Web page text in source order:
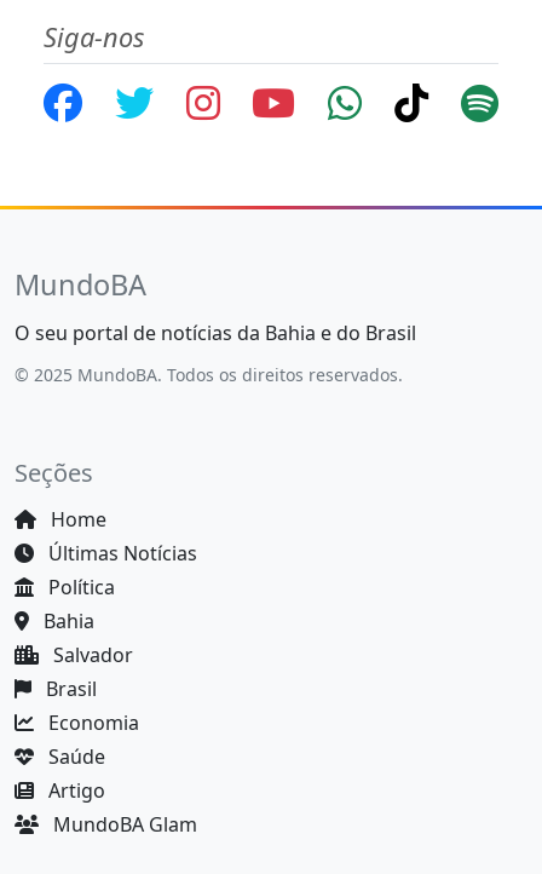
Siga-nos
MundoBA
O seu portal de notícias da Bahia e do Brasil
© 2025 MundoBA. Todos os direitos reservados.
Seções
Home
Últimas Notícias
Política
Bahia
Salvador
Brasil
Economia
Saúde
Artigo
MundoBA Glam